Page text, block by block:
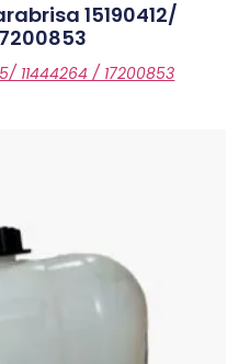
15190412/
11444264 / 17200853